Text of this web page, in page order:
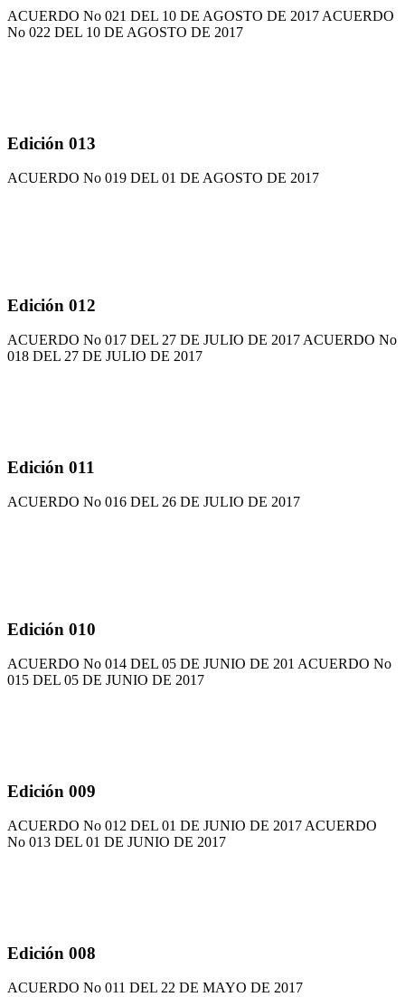
ACUERDO No 021 DEL 10 DE AGOSTO DE 2017 ACUERDO
No 022 DEL 10 DE AGOSTO DE 2017
Edición 013
ACUERDO No 019 DEL 01 DE AGOSTO DE 2017
Edición 012
ACUERDO No 017 DEL 27 DE JULIO DE 2017 ACUERDO No
018 DEL 27 DE JULIO DE 2017
Edición 011
ACUERDO No 016 DEL 26 DE JULIO DE 2017
Edición 010
ACUERDO No 014 DEL 05 DE JUNIO DE 201 ACUERDO No
015 DEL 05 DE JUNIO DE 2017
Edición 009
ACUERDO No 012 DEL 01 DE JUNIO DE 2017 ACUERDO
No 013 DEL 01 DE JUNIO DE 2017
Edición 008
ACUERDO No 011 DEL 22 DE MAYO DE 2017